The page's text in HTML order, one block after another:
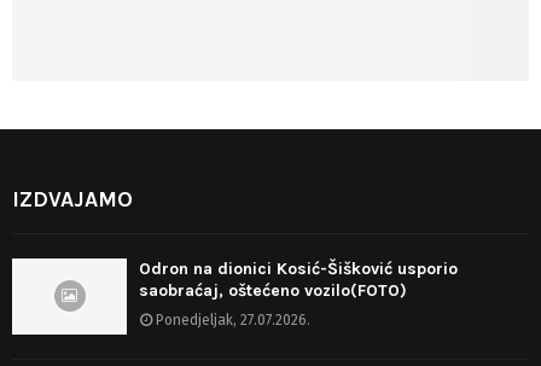
IZDVAJAMO
Odron na dionici Kosić-Šišković usporio
saobraćaj, oštećeno vozilo(FOTO)
Ponedjeljak, 27.07.2026.